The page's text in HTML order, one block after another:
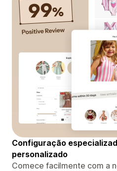
Configuração
personalizado
Comece facilmente com a